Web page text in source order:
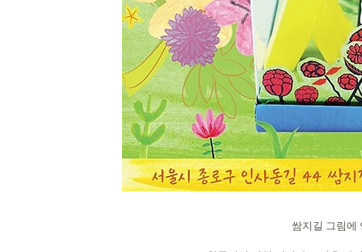
쌈지길 그림에